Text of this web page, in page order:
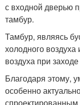
с входной дверью
тамбур.
Тамбур, являясь
холодного воздуха
воздуха при
Благодаря этому,
особенно